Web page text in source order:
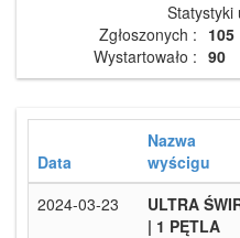
Statystyki
Zgłoszonych : 105
Wystartowało : 90
Data
Nazwa
wyścigu
2024-03-23
ULTRA
| 1 PĘTLA